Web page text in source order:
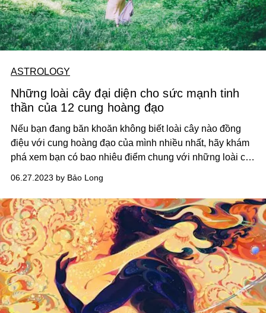
ASTROLOGY
Những loài cây đại diện cho sức mạnh tinh
thần của 12 cung hoàng đạo
Nếu bạn đang băn khoăn không biết loài cây nào đồng
điệu với cung hoàng đạo của mình nhiều nhất, hãy khám
phá xem bạn có bao nhiêu điểm chung với những loài cây
06.27.2023 by Bảo Long